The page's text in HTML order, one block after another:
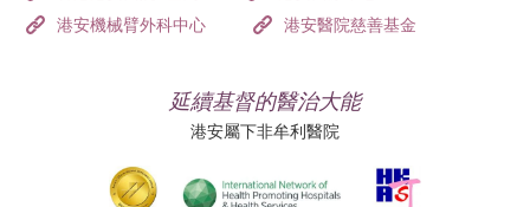
港安機械臂外科中心
港安醫院慈善基金
延續基督的醫治大能
港安屬下非牟利醫院